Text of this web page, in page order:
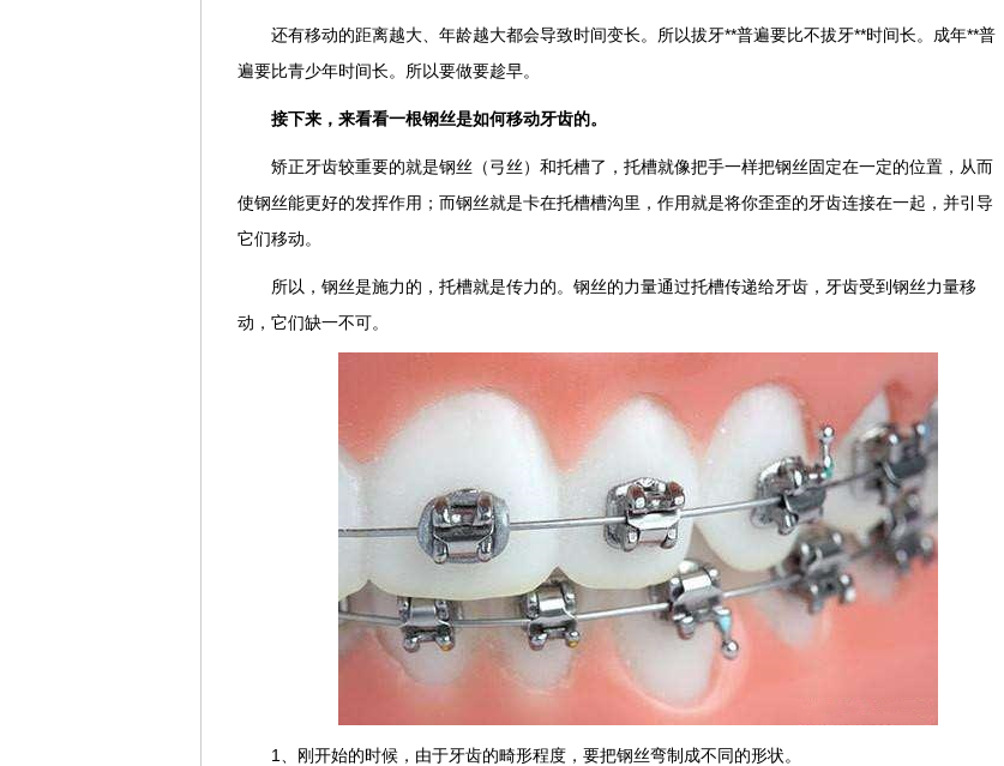
还有移动的距离越大、年龄越大都会导致时间变长。所以拔牙**普遍要比不拔牙**时间长。成年**普
遍要比青少年时间长。所以要做要趁早。
接下来，来看看一根钢丝是如何移动牙齿的。
矫正牙齿较重要的就是钢丝（弓丝）和托槽了，托槽就像把手一样把钢丝固定在一定的位置，从而
使钢丝能更好的发挥作用；而钢丝就是卡在托槽槽沟里，作用就是将你歪歪的牙齿连接在一起，并引导
它们移动。
所以，钢丝是施力的，托槽就是传力的。钢丝的力量通过托槽传递给牙齿，牙齿受到钢丝力量移
动，它们缺一不可。
1、刚开始的时候，由于牙齿的畸形程度，要把钢丝弯制成不同的形状。